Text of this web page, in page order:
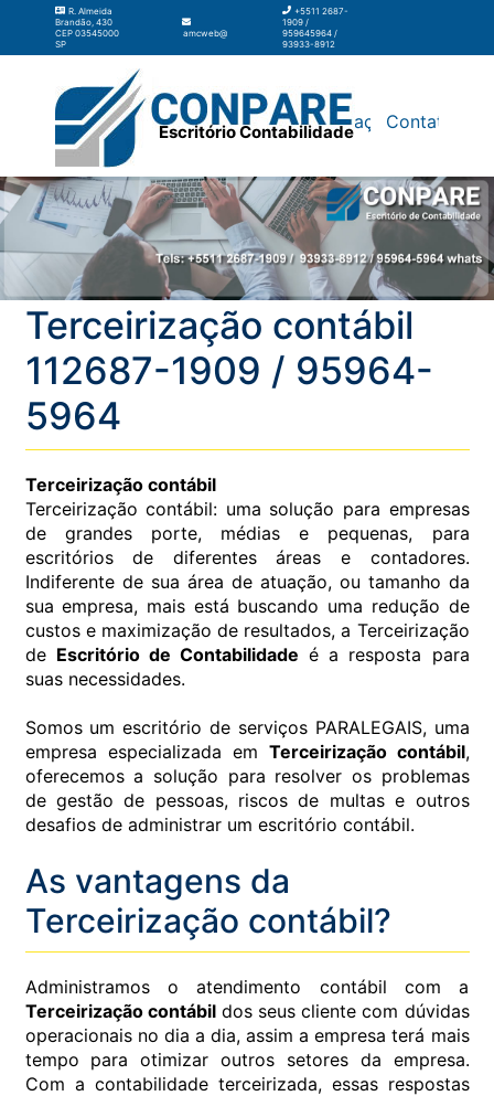
R. Almeida
Brandão, 430
CEP 03545000
SP
amcweb@amcweb.com.br
+5511 2687-
1909 /
959645964 /
93933-8912
Silos GalpãoContabilidadeTerceirizaçãoContato
Escritório Contabilidade
Terceirização contábil
112687-1909 / 95964-
5964
Terceirização contábil
Terceirização contábil: uma solução para empresas
de grandes porte, médias e pequenas, para
escritórios de diferentes áreas e contadores.
Indiferente de sua área de atuação, ou tamanho da
sua empresa, mais está buscando uma redução de
custos e maximização de resultados, a Terceirização
de Escritório de Contabilidade é a resposta para
suas necessidades.
Somos um escritório de serviços PARALEGAIS, uma
empresa especializada em Terceirização contábil,
oferecemos a solução para resolver os problemas
de gestão de pessoas, riscos de multas e outros
desafios de administrar um escritório contábil.
As vantagens da
Terceirização contábil?
Administramos o atendimento contábil com a
Terceirização contábildos seus cliente com dúvidas
operacionais no dia a dia, assim a empresa terá mais
tempo para otimizar outros setores da empresa.
Com a contabilidade terceirizada, essas respostas